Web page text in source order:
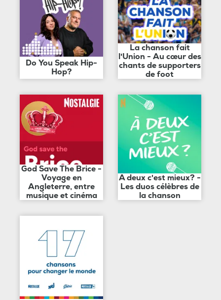
Do You Speak Hip-
Hop?
La chanson fait
l'Union - Au cœur des
chants de supporters
de foot
God Save The Brice -
Voyage en
Angleterre, entre
musique et cinéma
A deux c'est mieux? -
Les duos célèbres de
la chanson